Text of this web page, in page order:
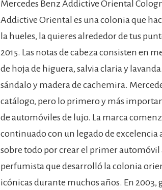
Mercedes Benz Addictive Oriental
Addictive Oriental es una colonia que
la hueles, la quieres alrededor de tus
2015. Las notas de cabeza consisten en
de hoja de higuera, salvia claria y
sándalo y madera de cachemira.
catálogo, pero lo primero y más
de automóviles de lujo. La marca
continuado con un legado de excelencia
sobre todo por crear el primer automóvil
perfumista que desarrolló la colonia
icónicas durante muchos años. En 2003,